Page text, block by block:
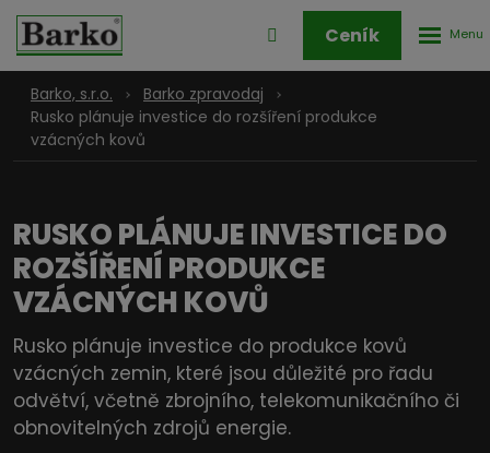
Přihlášení
zóny
Ceník
Barko, s.r.o.
Barko zpravodaj
Rusko plánuje investice do rozšíření produkce
vzácných kovů
RUSKO PLÁNUJE INVESTICE DO
ROZŠÍŘENÍ PRODUKCE
VZÁCNÝCH KOVŮ
Rusko plánuje investice do produkce kovů
vzácných zemin, které jsou důležité pro řadu
odvětví, včetně zbrojního, telekomunikačního či
obnovitelných zdrojů energie.